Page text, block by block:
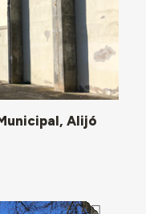
Alijó